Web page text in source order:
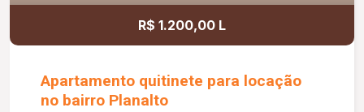
R$ 1.200,00 L
Apartamento quitinete para locação
no bairro Planalto